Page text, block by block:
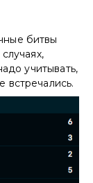
битвы
учитывать,